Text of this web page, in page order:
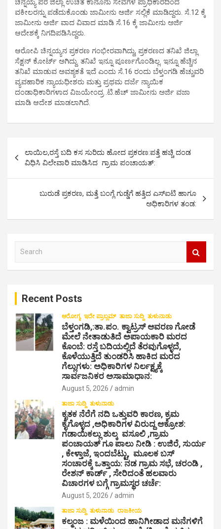
ಚಿನ್ನಯ್ಯ ಪರ ಜಿಲ್ಲಾ ಉಚಿತ ಕಾನೂನು ಸೇವೆಗಳ ಪ್ರಾಧಿಕಾರದಿಂದ
ವಕೀಲರನ್ನು ಪಡೆದುಕೊಂಡು ಜಾಮೀನು ಅರ್ಜಿ ಸಲ್ಲಿಕೆ ಮಾಡಿದ್ದರು. ಸೆ.12 ಕ್ಕೆ
ಜಾಮೀನು ಅರ್ಜಿ ವಾದ ವಿವಾದ ಮಾಡಿ ಸೆ.16 ಕ್ಕೆ ಜಾಮೀನು ಅರ್ಜಿ
ಆದೇಶಕ್ಕೆ ನಿಗದಿಪಡಿಸಿದ್ದರು.
ಆರೋಪಿ ಚಿನ್ನಯ್ಯನ ಪ್ರಕರಣ ಗಂಭೀರವಾಗಿದ್ದು, ಪ್ರಕರಣದ ತನಿಖೆ ಜಿಲ್ಲಾ
ಸೆಕ್ಷನ್ ಕೋರ್ಟ್ ಅಗಿದ್ದು‌‌. ತನಿಖೆ ಇನ್ನೂ ಪೂರ್ಣಗೊಂಡಿಲ್ಲ. ಇನ್ನೂ ಹೆಚ್ಚಿನ
ತನಿಖೆ ಮಾಡುವ ಅವಶ್ಯಕತೆ ಇದೆ ಎಂದು ಸೆ.16 ರಂದು ಬೆಳ್ತಂಗಡಿ ಹೆಚ್ಚುವರಿ
ವ್ಯವಹಾರಿಕ ನ್ಯಾಯಧೀಶರು ಮತ್ತು ಪ್ರಥಮ ದರ್ಜೆ ನ್ಯಾಯಿಕ
ದಂಡಾಧಿಕಾರಿಗಳಾದ ವಿಜಯೇಂದ್ರ .ಟಿ.ಹೆಚ್ ಜಾಮೀನು ಅರ್ಜಿ ವಜಾ
ಮಾಡಿ ಆದೇಶ ಮಾಡಲಾಗಿದೆ.
s
a
g
ಲಾಯಿಲ,ರಸ್ತೆ ಬದಿ ಕಸ ಸುರಿದು ಹೋದ ಪ್ರಕರಣ:ಪತ್ತೆ ಹಚ್ಚಿ ದಂಡ
ವಿಧಿಸಿ ವಿಲೇವಾರಿ ಮಾಡಿಸಿದ ಗ್ರಾಮ ಪಂಚಾಯತ್:
ಬುರುಡೆ ಪ್ರಕರಣ, ಮತ್ತೆ ಬಂಗ್ಲೆ ಗುಡ್ಡೆಗೆ ಹತ್ತಿದ ಎಸ್ಐಟಿ ಹಾಗೂ
ಅಧಿಕಾರಿಗಳ ತಂಡ:
Recent Posts
ಆರೋಗ್ಯ ಇದೇ ಪ್ರಾಬ್ಲಮ್ ತಾಜಾ ಸುದ್ದಿ ತುಳುನಾಡು
ಬೆಳ್ತಂಗಡಿ,:ತಾ.ಪಂ‌. ಕ್ವಾಟ್ರಸ್ ಆವರಣ ಗೋಡೆ
ಮೇಲೆ ನೇತಾಡುತಿದೆ ಅಪಾಯಕಾರಿ ಮರದ
ಕೊಂಬೆ: ರಸ್ತೆ ಬದಿಯಲ್ಲಿದೆ ತೆರವುಗೊಳ್ಳದೆ,
ಕೊಳೆಯುತ್ತಿದೆ ತುಂಡರಿಸಿ ಹಾಕಿದ ಮರದ
ಗೆಲ್ಲುಗಳು: ಅಧಿಕಾರಿಗಳ ನಿರ್ಲಕ್ಷ್ಯಕ್ಕೆ
ಸಾರ್ವಜನಿಕರ ಅಸಾಮಾಧಾನ:
August 5, 2026 admin
ತಾಜಾ ಸುದ್ದಿ ತುಳುನಾಡು
ಕೃತಕ ನೆರೆಗೆ ನದಿ ಒತ್ತುವರಿ ಕಾರಣ, ಕ್ರಮ
ಕೈಗೊಳ್ಳದ ,ಅಧಿಕಾರಿಗಳ ವಿರುದ್ದ ಆಕ್ರೋಶ:
ಗಡಾಯಿಕಲ್ಲು ಶುಲ್ಕ ವಸೂಲಿ ,ಗ್ರಾಮ
ಪಂಚಾಯತ್ ಗೂ ಪಾಲು ನೀಡಿ : ಉಜಿರೆ, ಸುರ್ಯ
, ಕೇಳ್ತಾಜೆ, ಇಂದಬೆಟ್ಟು, ಮೂಲಕ ಬಸ್
ಸಂಚಾರಕ್ಕೆ ಒತ್ತಾಯ: ನಡ ಗ್ರಾಮ ಸಭೆ, ಚರಂಡಿ ,
ರೇಶನ್ ಕಾರ್ಡ್ , ಸೇರಿದಂತೆ ಹಲವಾರು
ವಿಚಾರಗಳ ಬಗ್ಗೆ ಗ್ರಾಮಸ್ಥರ ಚರ್ಚೆ:
August 5, 2026 admin
ತಾಜಾ ಸುದ್ದಿ ತುಳುನಾಡು ರಾಜಕೀಯ
ಕಲ್ಮಂಜ : ಮಳೆಯಿಂದ ಹಾನಿಗೀಡಾದ ಮನೆಗಳಿಗೆ